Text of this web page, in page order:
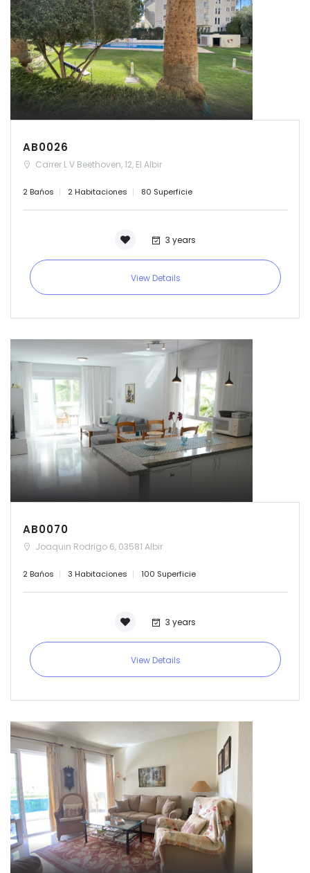
AB0026
Carrer L V Beethoven, 12, El Albir
2 Bańos 2 Habitaciones 80 Superficie
3 years
View Details
AB0070
Joaquin Rodrigo 6, 03581 Albir
2 Bańos 3 Habitaciones 100 Superficie
3 years
View Details